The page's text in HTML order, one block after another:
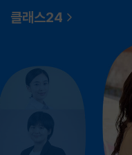
클래스24